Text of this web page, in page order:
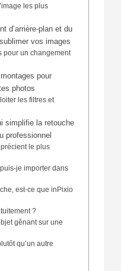
les plus
d’arrière-plan et du
vos images
pour un changement
pour
photos
les filtres et
simplifie la retouche
professionnel
le plus
je importer dans
est-ce que inPixio
?
gênant sur une
qu’un autre